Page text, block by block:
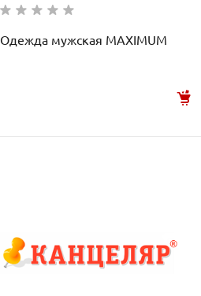
Одежда мужская MAXIMUM